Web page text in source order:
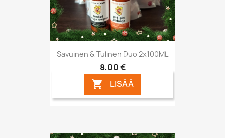
Savuinen & Tulinen Duo 2x100ML
8,00 €
 LISÄÄ